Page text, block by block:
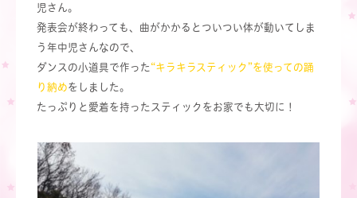
児さん。
発表会が終わっても、曲がかかるとついつい体が動いてしま
う年中児さんなので、
ダンスの小道具で作った“キラキラスティック”を使っての踊
り納めをしました。
たっぷりと愛着を持ったスティックをお家でも大切に！